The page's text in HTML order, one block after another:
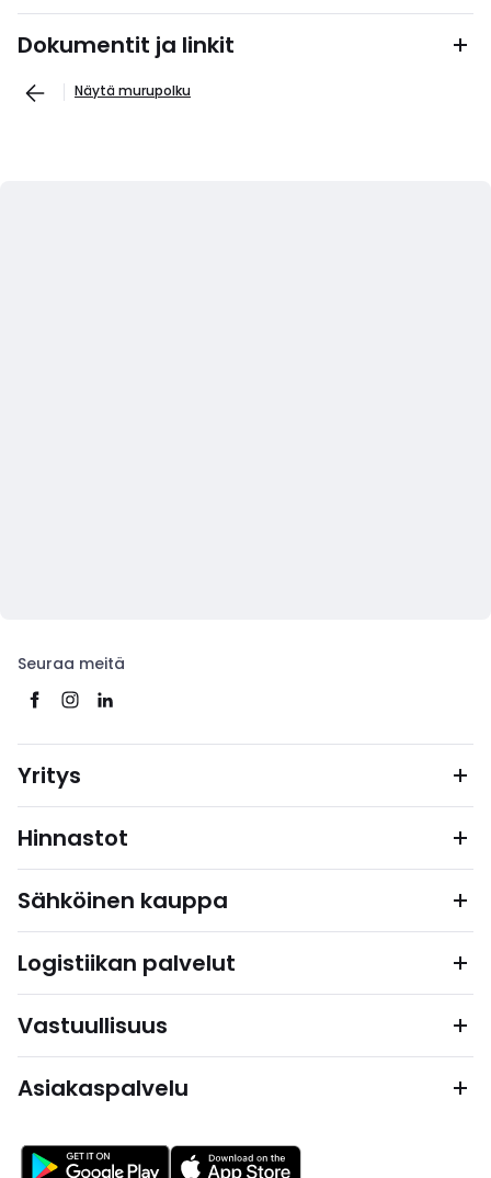
Dokumentit ja linkit
Näytä murupolku
Seuraa meitä
Yritys
Hinnastot
Sähköinen kauppa
Logistiikan palvelut
Vastuullisuus
Asiakaspalvelu